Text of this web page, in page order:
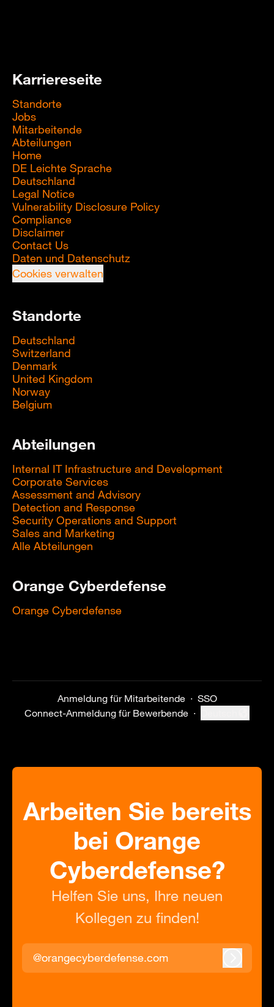
Karriereseite
Standorte
Jobs
Mitarbeitende
Abteilungen
Home
DE Leichte Sprache
Deutschland
Legal Notice
Vulnerability Disclosure Policy
Compliance
Disclaimer
Contact Us
Daten und Datenschutz
Cookies verwalten
Standorte
Deutschland
Switzerland
Denmark
United Kingdom
Norway
Belgium
Abteilungen
Internal IT Infrastructure and Development
Corporate Services
Assessment and Advisory
Detection and Response
Security Operations and Support
Sales and Marketing
Alle Abteilungen
Orange Cyberdefense
Orange Cyberdefense
Anmeldung für Mitarbeitende · SSO
Connect-Anmeldung für Bewerbende ·
Sprache ändern
Arbeiten Sie bereits
bei Orange
Cyberdefense?
Helfen Sie uns, Ihre neuen
Kollegen zu finden!
@orangecyberdefense.com